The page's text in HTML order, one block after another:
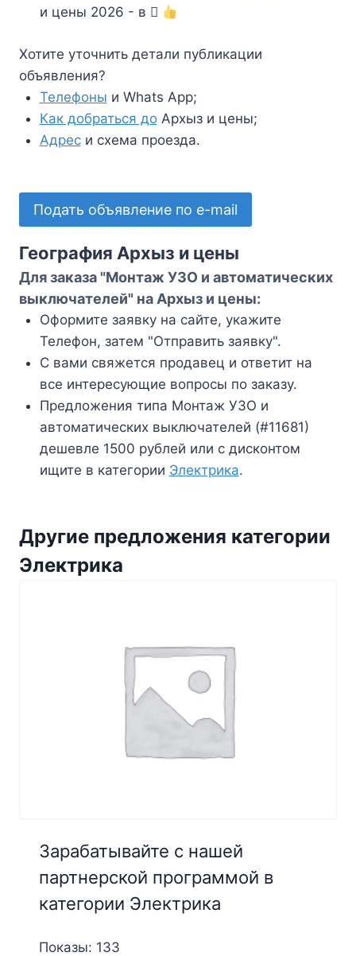
и цены 2026 - в
Хотите уточнить детали публикации
объявления?
Телефоны и Whats App;
Как добраться доАрхыз и цены;
Адреси схема проезда.
Подать объявление по e-mail
География Архыз и цены
Для заказа "Монтаж УЗО и автоматических
выключателей" на Архыз и цены:
Оформите заявку на сайте, укажите
Телефон, затем "Отправить заявку".
С вами свяжется продавец и ответит на
все интересующие вопросы по заказу.
Предложения типа Монтаж УЗО и
автоматических выключателей (#11681)
дешевле 1500 рублей или с дисконтом
ищите в категории Электрика.
Другие предложения категории
Электрика
Зарабатывайте с нашей
партнерской программой в
категории Электрика
Показы: 133